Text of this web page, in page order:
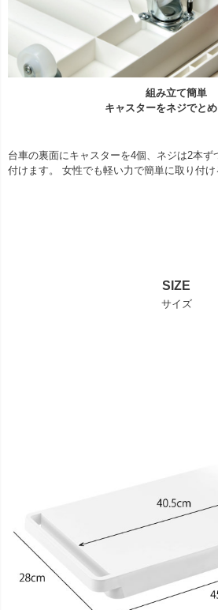
組み立て簡単
キャスターをネジでと
台車の裏面にキャスターを4個、ネジは2本ず
付けます。 女性でも軽い力で簡単に取り付け
SIZE
サイズ